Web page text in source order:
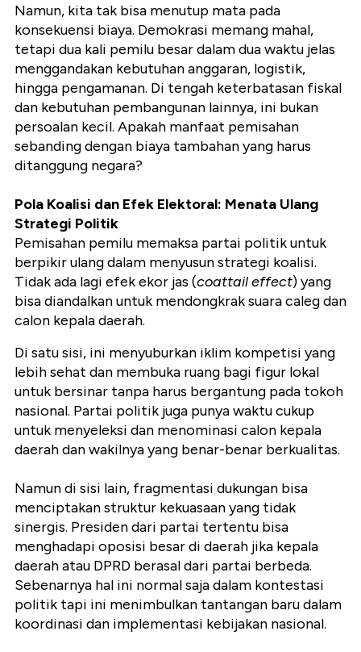
Namun, kita tak bisa menutup mata pada
konsekuensi biaya. Demokrasi memang mahal,
tetapi dua kali pemilu besar dalam dua waktu jelas
menggandakan kebutuhan anggaran, logistik,
hingga pengamanan. Di tengah keterbatasan fiskal
dan kebutuhan pembangunan lainnya, ini bukan
persoalan kecil. Apakah manfaat pemisahan
sebanding dengan biaya tambahan yang harus
ditanggung negara?
Pola Koalisi dan Efek Elektoral: Menata Ulang
Strategi Politik
Pemisahan pemilu memaksa partai politik untuk
berpikir ulang dalam menyusun strategi koalisi.
Tidak ada lagi efek ekor jas (coattail effect) yang
bisa diandalkan untuk mendongkrak suara caleg dan
calon kepala daerah.
Di satu sisi, ini menyuburkan iklim kompetisi yang
lebih sehat dan membuka ruang bagi figur lokal
untuk bersinar tanpa harus bergantung pada tokoh
nasional. Partai politik juga punya waktu cukup
untuk menyeleksi dan menominasi calon kepala
daerah dan wakilnya yang benar-benar berkualitas.
Namun di sisi lain, fragmentasi dukungan bisa
menciptakan struktur kekuasaan yang tidak
sinergis. Presiden dari partai tertentu bisa
menghadapi oposisi besar di daerah jika kepala
daerah atau DPRD berasal dari partai berbeda.
Sebenarnya hal ini normal saja dalam kontestasi
politik tapi ini menimbulkan tantangan baru dalam
koordinasi dan implementasi kebijakan nasional.